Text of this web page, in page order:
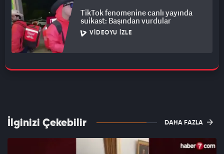
TikTok fenomenine canlı yayında
suikast: Başından vurdular
VIDEOYU İZLE
İlginizi Çekebilir DAHA FAZLA